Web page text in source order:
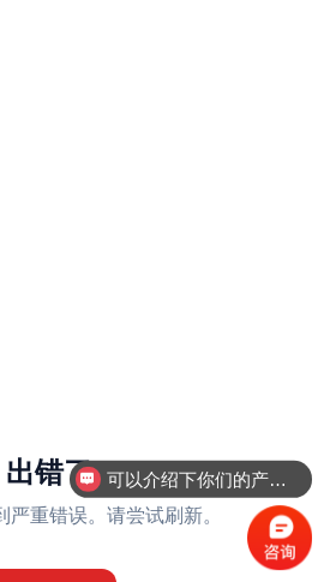
出错了
严重错误。请尝试刷新。
可以介绍下你们的产品么